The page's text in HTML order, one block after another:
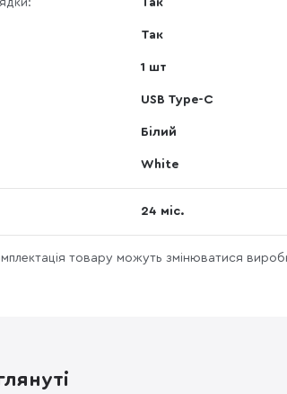
Так
Так
1 шт
USB Type-C
Білий
White
24 міс.
товару можуть змінюватися